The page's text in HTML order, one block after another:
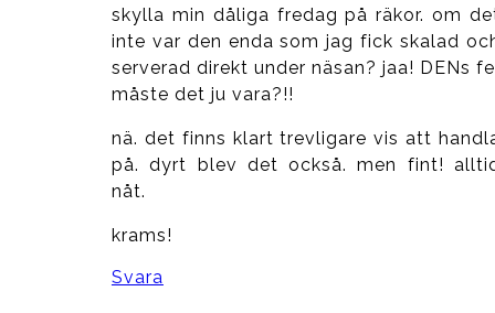
skylla min dåliga fredag på räkor. om
inte var den enda som jag fick skalad
serverad direkt under näsan? jaa! DENs
måste det ju vara?!!
nä. det finns klart trevligare vis att
på. dyrt blev det också. men fint!
nåt.
krams!
Svara